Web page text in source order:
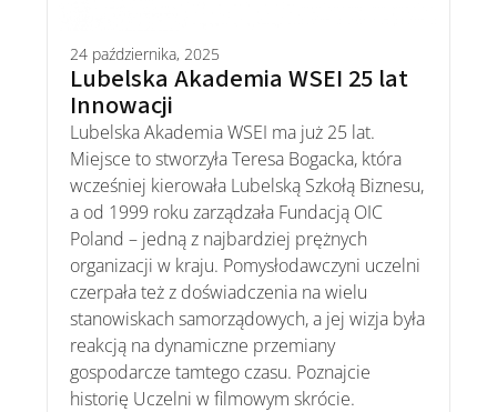
24 października, 2025
Lubelska Akademia WSEI 25 lat
Innowacji
Lubelska Akademia WSEI ma już 25 lat.
Miejsce to stworzyła Teresa Bogacka, która
wcześniej kierowała Lubelską Szkołą Biznesu,
a od 1999 roku zarządzała Fundacją OIC
Poland – jedną z najbardziej prężnych
organizacji w kraju. Pomysłodawczyni uczelni
czerpała też z doświadczenia na wielu
stanowiskach samorządowych, a jej wizja była
reakcją na dynamiczne przemiany
gospodarcze tamtego czasu. Poznajcie
historię Uczelni w filmowym skrócie.